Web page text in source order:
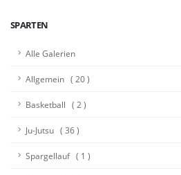
SPARTEN
Alle Galerien
Allgemein ( 20 )
Basketball ( 2 )
Ju-Jutsu ( 36 )
Spargellauf ( 1 )